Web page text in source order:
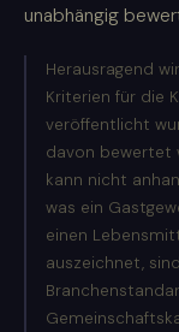
unabhängig
Herausragend
Kriterien für die
veröffentlicht
davon bewertet
kann nicht
was ein
einen
auszeichnet,